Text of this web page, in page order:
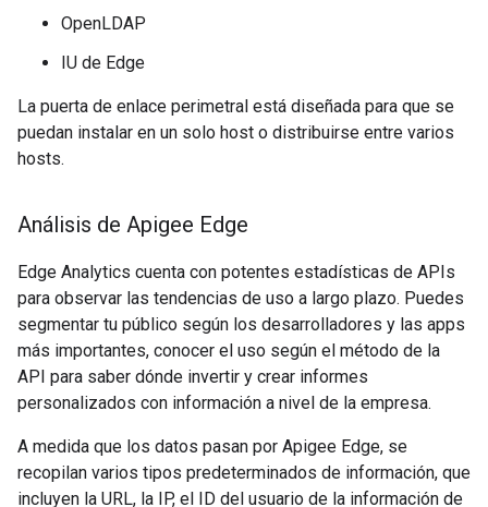
OpenLDAP
IU de Edge
La puerta de enlace perimetral está diseñada para que se
puedan instalar en un solo host o distribuirse entre varios
hosts.
Análisis de Apigee Edge
Edge Analytics cuenta con potentes estadísticas de APIs
para observar las tendencias de uso a largo plazo. Puedes
segmentar tu público según los desarrolladores y las apps
más importantes, conocer el uso según el método de la
API para saber dónde invertir y crear informes
personalizados con información a nivel de la empresa.
A medida que los datos pasan por Apigee Edge, se
recopilan varios tipos predeterminados de información, que
incluyen la URL, la IP, el ID del usuario de la información de